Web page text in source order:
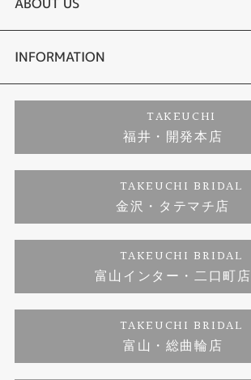
セットリング
エタニティーリング
婚約ネックレス
ダイヤモンドカッターブランド
アフターメンテナンス
金澤工房｜手作りペアリング
金澤工房｜手作り結婚指輪
金澤工房｜手作り婚約指輪プロポーズプラン
店舗情報
お客様の声
INFORMATION
プライバシーポリシー
TAKEUCHI
福井・開発本店
TAKEUCHI BRIDAL
金沢・タテマチ店
TAKEUCHI BRIDAL
富山インター・二口町店
TAKEUCHI BRIDAL
富山・総曲輪店